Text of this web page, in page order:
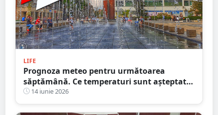
LIFE
Prognoza meteo pentru următoarea
săptămână. Ce temperaturi sunt așteptate
la Satu Mare
14 iunie 2026